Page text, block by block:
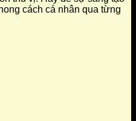
cách cá nhân qua từng